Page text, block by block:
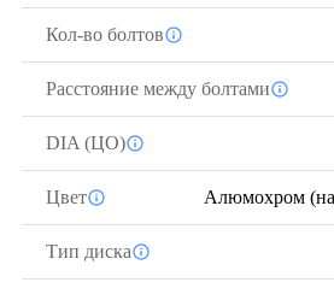
Кол-во болтов
Расстояние между болтами
DIA (ЦО)
Цвет Алюмохром
Тип диска